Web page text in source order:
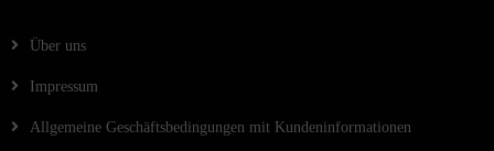
Über uns
Impressum
Allgemeine Geschäftsbedingungen mit Kundeninformationen